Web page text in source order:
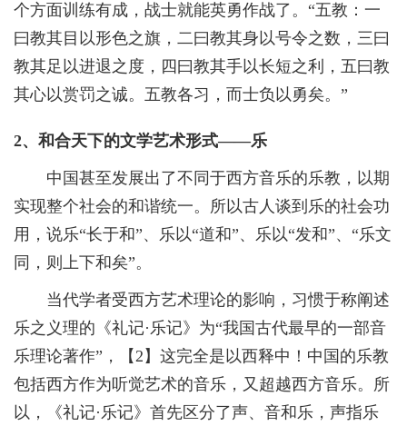
个方面训练有成，战士就能英勇作战了。“五教：一
曰教其目以形色之旗，二曰教其身以号令之数，三曰
教其足以进退之度，四曰教其手以长短之利，五曰教
其心以赏罚之诚。五教各习，而士负以勇矣。”
2、和合天下的文学艺术形式——乐
中国甚至发展出了不同于西方音乐的乐教，以期
实现整个社会的和谐统一。所以古人谈到乐的社会功
用，说乐“长于和”、乐以“道和”、乐以“发和”、“乐文
同，则上下和矣”。
当代学者受西方艺术理论的影响，习惯于称阐述
乐之义理的《礼记·乐记》为“我国古代最早的一部音
乐理论著作”，【2】这完全是以西释中！中国的乐教
包括西方作为听觉艺术的音乐，又超越西方音乐。所
以，《礼记·乐记》首先区分了声、音和乐，声指乐